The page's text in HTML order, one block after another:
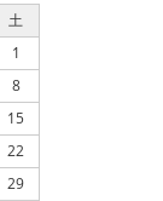
土
1
8
15
22
29